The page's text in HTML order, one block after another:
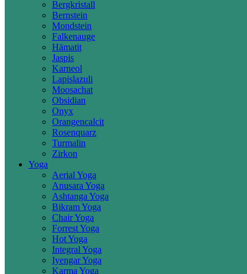
Bergkristall
Bernstein
Mondstein
Falkenauge
Hämatit
Jaspis
Karneol
Lapislazuli
Moosachat
Obsidian
Onyx
Orangencalcit
Rosenquarz
Turmalin
Zirkon
Yoga
Aerial Yoga
Anusara Yoga
Ashtanga Yoga
Bikram Yoga
Chair Yoga
Forrest Yoga
Hot Yoga
Integral Yoga
Iyengar Yoga
Karma Yoga